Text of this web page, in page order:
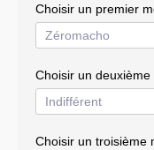
Gouvernance
Résistances
Choisir un premier
Choisir un
Choisir un troisième